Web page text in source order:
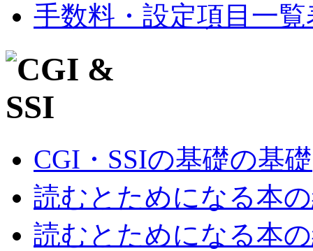
手数料・設定項目一覧
CGI・SSIの基礎の基礎
読むとためになる本
読むとためになる本